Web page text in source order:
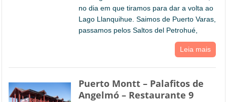
no dia em que tiramos para dar a volta ao
Lago Llanquihue. Saimos de Puerto Varas,
passamos pelos Saltos del Petrohué,
Leia mais
Puerto Montt – Palafitos de
Angelmó – Restaurante 9